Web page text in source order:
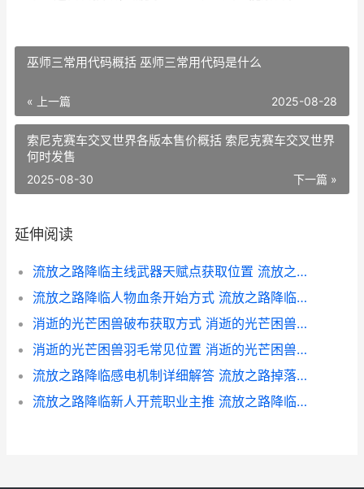
巫师三常用代码概括 巫师三常用代码是什么
« 上一篇 2025-08-28
索尼克赛车交叉世界各版本售价概括 索尼克赛车交叉世界
何时发售
下一篇 »
2025-08-30
延伸阅读
流放之路降临主线武器天赋点获取位置 流放之路灌注的降临之地
流放之路降临人物血条开始方式 流放之路降临之地地图在哪掉落
消逝的光芒困兽破布获取方式 消逝的光芒困兽保险箱密码
消逝的光芒困兽羽毛常见位置 消逝的光芒困兽流程多长
流放之路降临感电机制详细解答 流放之路掉落提醒
流放之路降临新人开荒职业主推 流放之路降临新预告来袭